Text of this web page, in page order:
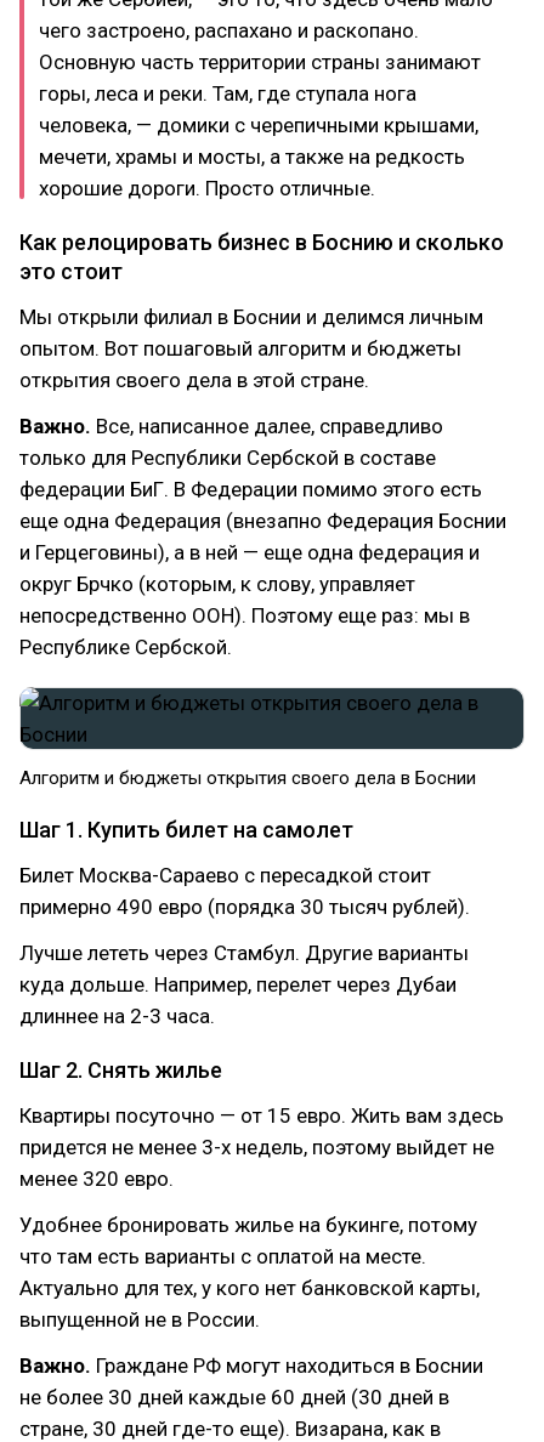
чего застроено, распахано и раскопано.
Основную часть территории страны занимают
горы, леса и реки. Там, где ступала нога
человека, — домики с черепичными крышами,
мечети, храмы и мосты, а также на редкость
хорошие дороги. Просто отличные.
Как релоцировать бизнес в Боснию и сколько
это стоит
Мы открыли филиал в Боснии и делимся личным
опытом. Вот пошаговый алгоритм и бюджеты
открытия своего дела в этой стране.
Важно. Все, написанное далее, справедливо
только для Республики Сербской в составе
федерации БиГ. В Федерации помимо этого есть
еще одна Федерация (внезапно Федерация Боснии
и Герцеговины), а в ней — еще одна федерация и
округ Брчко (которым, к слову, управляет
непосредственно ООН). Поэтому еще раз: мы в
Республике Сербской.
Алгоритм и бюджеты открытия своего дела в Боснии
Шаг 1. Купить билет на самолет
Билет Москва-Сараево с пересадкой стоит
примерно 490 евро (порядка 30 тысяч рублей).
Лучше лететь через Стамбул. Другие варианты
куда дольше. Например, перелет через Дубаи
длиннее на 2-3 часа.
Шаг 2. Снять жилье
Квартиры посуточно — от 15 евро. Жить вам здесь
придется не менее 3-х недель, поэтому выйдет не
менее 320 евро.
Удобнее бронировать жилье на букинге, потому
что там есть варианты с оплатой на месте.
Актуально для тех, у кого нет банковской карты,
выпущенной не в России.
Важно. Граждане РФ могут находиться в Боснии
не более 30 дней каждые 60 дней (30 дней в
стране, 30 дней где-то еще). Визарана, как в